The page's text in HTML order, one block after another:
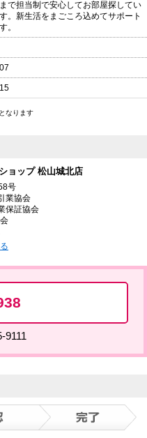
で担当制で安心してお部屋探してい
。新生活をまごころ込めてサポート
。
なります
ョップ 松山城北店
号
業協会
保証協会
9111